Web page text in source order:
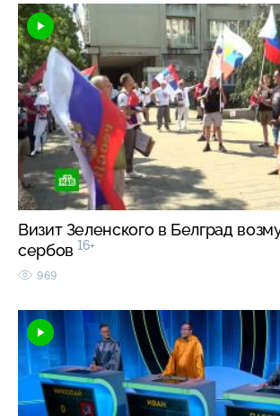
Визит Зеленского в Белград
сербов 16+
969